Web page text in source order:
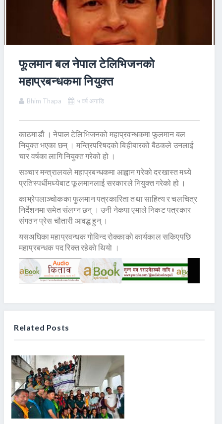
फूलमान बल नेपाल टेलिभिजनको
महाप्रबन्धकमा नियुक्त
Bhim Thapa ५ वर्ष अगाडि
काठमाडाैं । नेपाल टेलिभिजनको महाप्रवन्धकमा फूलमान बल
नियुक्त भएका छन् । मन्त्रिपरिषदको बिहीबारको बैठकले उनलाई
चार वर्षका लागि नियुक्त गरेको हो ।
सञ्चार मन्त्रालयले महाप्रबन्धकमा आह्वान गरेको दरखास्त मध्ये
प्रतिस्पर्धीमध्येबाट फूलमानलाई सरकारले नियुक्त गरेको हो ।
काभ्रेपलाञ्चोकका फुलमान पत्रकारिता तथा साहित्य र चलचित्र
निर्देशनमा समेत संलग्न छन् । उनी नेकपा एमाले निकट पत्रकार
संगठन प्रेस चौतारी आवद्ध हुन् ।
यसअघिका महाप्रवन्धक गोविन्द रोक्काको कार्यकाल सकिएपछि
महाप्रबन्धक पद रिक्त रहेकाे थियाे ।
Related Posts